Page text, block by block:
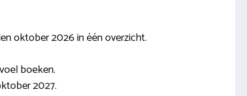
oktober 2026 in één overzicht.
boeken.
2027.